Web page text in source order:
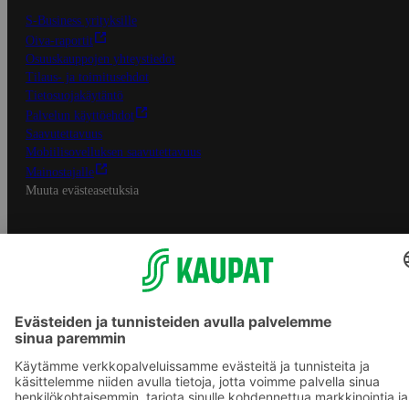
S-Business yrityksille
Oiva-raportit
Osuuskauppojen yhteystiedot
Tilaus- ja toimitusehdot
Tietosuojakäytäntö
Palvelun käyttöehdot
Saavutettavuus
Mobiilisovelluksen saavutettavuus
Mainostajalle
Muuta evästeasetuksia
S-ryhmän palvelut
S-ryhmä
Asiakasomistajuus
S-ostoslista -sovellus
Prisma.fi